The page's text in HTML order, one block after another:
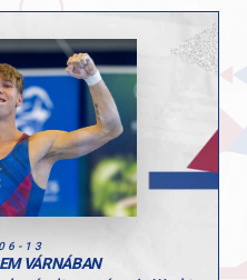
Lucia és Fajkusz
edzőknek a munkához és
tovább!
13
VÁRNÁBAN